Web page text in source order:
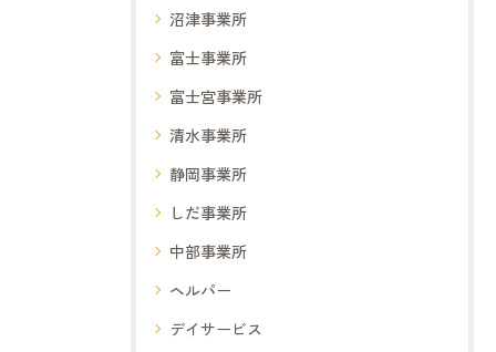
沼津事業所
富士事業所
富士宮事業所
清水事業所
静岡事業所
しだ事業所
中部事業所
ヘルパー
デイサービス